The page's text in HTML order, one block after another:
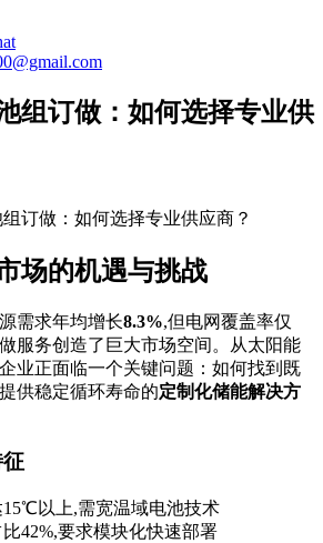
组订做：如何选择专业供
订做：如何选择专业供应商？
场的机遇与挑战
需求年均增长8.3%,但电网覆盖率仅
服务创造了巨大市场空间。从太阳能
业正面临一个关键问题：如何找到既
供稳定循环寿命的定制化储能解决方
15℃以上,需宽温域电池技术
42%,要求模块化快速部署